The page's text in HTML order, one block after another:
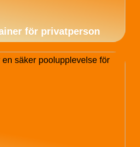
för privatperson